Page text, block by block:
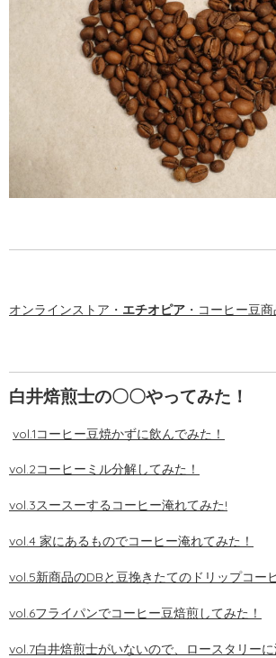
オンラインストア・ エチオピア ・コーヒー豆
白井焙煎士の〇〇やってみた！
vol.1コーヒー豆焼かずに飲んでみた！
vol.2コーヒーミル分解してみた！
vol.3スースーするコーヒー淹れてみた!
vol.4 家にあるものでコーヒー淹れてみた！
vol.5新商品のDBと豆挽きたてのドリップコー
vol.6フライパンでコーヒー豆焙煎してみた！
vol.7白井焙煎士がいないので、ロースタリーに